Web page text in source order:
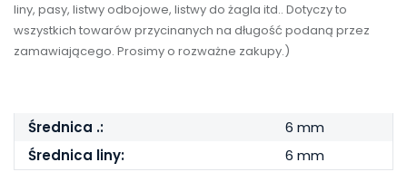
liny, pasy, listwy odbojowe, listwy do żagla itd.. Dotyczy to
wszystkich towarów przycinanych na długość podaną przez
zamawiającego. Prosimy o rozważne zakupy.)
Średnica .:
6 mm
Średnica liny:
6 mm